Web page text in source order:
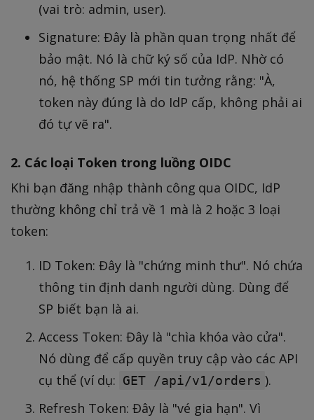
(vai trò: admin, user).
Signature: Đây là phần quan trọng nhất để
bảo mật. Nó là chữ ký số của IdP. Nhờ có
nó, hệ thống SP mới tin tưởng rằng: "À,
token này đúng là do IdP cấp, không phải ai
đó tự vẽ ra".
2. Các loại Token trong luồng OIDC
Khi bạn đăng nhập thành công qua OIDC, IdP
thường không chỉ trả về 1 mà là 2 hoặc 3 loại
token:
ID Token: Đây là "chứng minh thư". Nó chứa
thông tin định danh người dùng. Dùng để
SP biết bạn là ai.
Access Token: Đây là "chìa khóa vào cửa".
Nó dùng để cấp quyền truy cập vào các API
cụ thể (ví dụ: GET /api/v1/orders ).
Refresh Token: Đây là "vé gia hạn". Vì